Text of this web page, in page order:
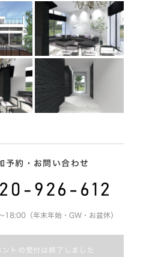
予約・お問い合わせ
18:00（年末年始・GW・お盆休）
ントの受付は終了しました